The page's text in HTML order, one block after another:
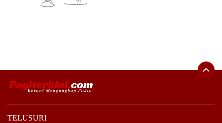
TELUSURI